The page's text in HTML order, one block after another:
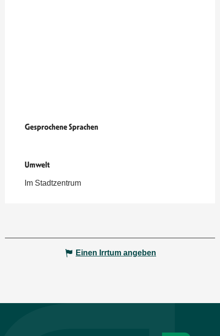
Gesprochene Sprachen
Gesprochene Sprachen
Umwelt
Umwelt
Im Stadtzentrum
Einen Irrtum angeben